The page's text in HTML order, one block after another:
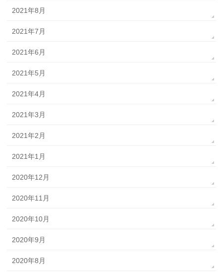
2021年8月
2021年7月
2021年6月
2021年5月
2021年4月
2021年3月
2021年2月
2021年1月
2020年12月
2020年11月
2020年10月
2020年9月
2020年8月